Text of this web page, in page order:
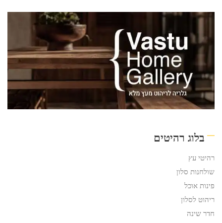
בלוג רהיטים
רהיטי עץ
שולחנות סלון
פינות אוכל
ריהוט לסלון
חדר שינה